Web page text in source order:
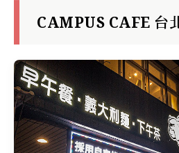
CAMPUS CAFE 台